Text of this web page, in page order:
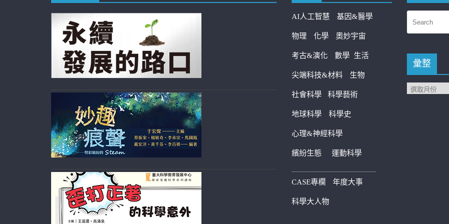
AI人工智慧 基因&醫學
物理 化學 奧妙宇宙
考古&演化 數學 生活
尖端科技&材料 生物
社會科學 科學藝術
地球科學 科學史
心理&神經科學
繽紛生態 運動科學
————————————
CASE專欄 年度大事
科學大人物
彙整